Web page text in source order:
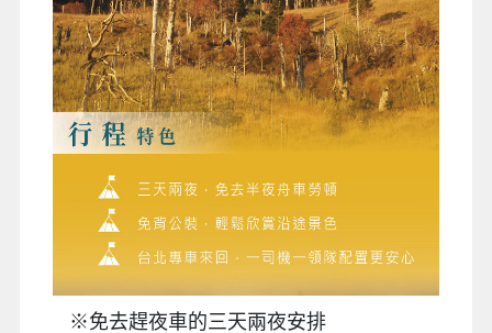
※免去趕夜車的三天兩夜安排